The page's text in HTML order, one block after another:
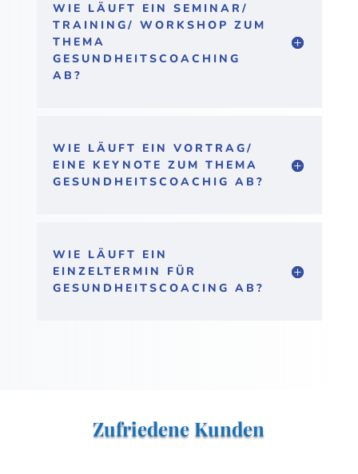
WIE LÄUFT EIN SEMINAR/
TRAINING/ WORKSHOP ZUM
THEMA
GESUNDHEITSCOACHING
AB?
WIE LÄUFT EIN VORTRAG/
EINE KEYNOTE ZUM THEMA
GESUNDHEITSCOACHIG AB?
WIE LÄUFT EIN
EINZELTERMIN FÜR
GESUNDHEITSCOACING AB?
Zufriedene Kunden